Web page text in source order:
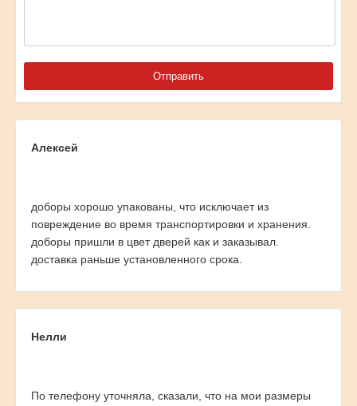
Алексей
доборы хорошо упакованы, что исключает из
повреждение во время транспортировки и хранения.
доборы пришли в цвет дверей как и заказывал.
доставка раньше установленного срока.
Нелли
По телефону уточняла, сказали, что на мои размеры